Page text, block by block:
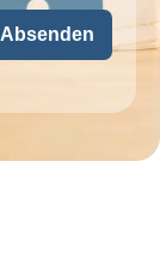
Absenden